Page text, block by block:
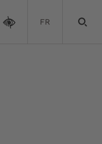
FR